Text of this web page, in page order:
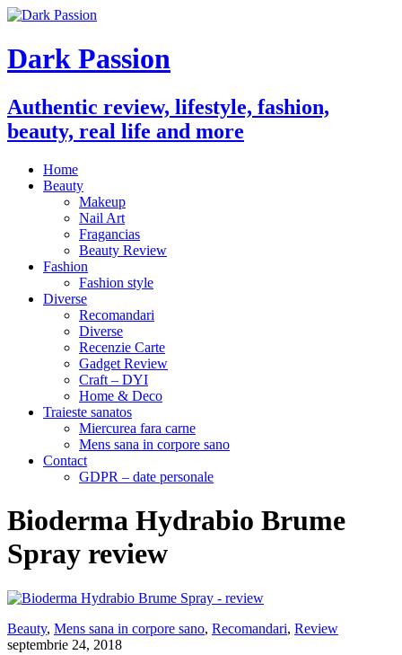
Dark Passion
Authentic review, lifestyle, fashion,
beauty, real life and more
Home
Beauty
Makeup
Nail Art
Fragancias
Beauty Review
Fashion
Fashion style
Diverse
Recomandari
Diverse
Recenzie Carte
Gadget Review
Craft – DYI
Home & Deco
Traieste sanatos
Miercurea fara carne
Mens sana in corpore sano
Contact
GDPR – date personale
Bioderma Hydrabio Brume
Spray review
Beauty, Mens sana in corpore sano, Recomandari, Review
septembrie 24, 2018